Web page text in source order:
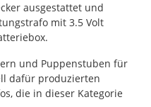
ausgestattet und
mit 3.5 Volt
und Puppenstuben für
dafür produzierten
die in dieser Kategorie